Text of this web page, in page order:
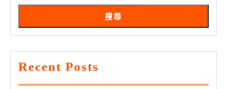
起
搜尋
Recent Posts